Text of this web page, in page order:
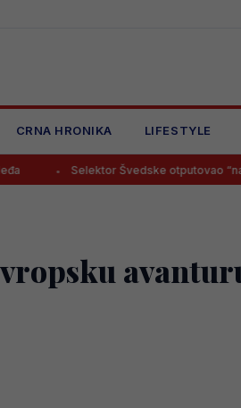
CRNA HRONIKA LIFESTYLE
Švedske otputovao “na noge”